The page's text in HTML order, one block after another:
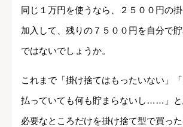
同じ１万円を使うなら、２５００円の
加入して、残りの７５００円を自分で
ではないでしょうか。
これまで「掛け捨てはもったいない」
払っていても何も貯まらないし……」と
必要なところだけを掛け捨て型で買っ